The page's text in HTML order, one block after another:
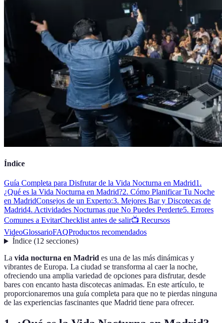
Índice
Guía Completa para Disfrutar de la Vida Nocturna en Madrid1.
¿Qué es la Vida Nocturna en Madrid?2. Cómo Planificar Tu Noche
en MadridConsejos de un Experto:3. Mejores Bar y Discotecas de
Madrid4. Actividades Nocturnas que No Puedes Perderte5. Errores
Comunes a EvitarChecklist antes de salir📺 Recursos
VideoGlossarioFAQProductos recomendados
Índice(12 secciones)
La vida nocturna en Madrid es una de las más dinámicas y
vibrantes de Europa. La ciudad se transforma al caer la noche,
ofreciendo una amplia variedad de opciones para disfrutar, desde
bares con encanto hasta discotecas animadas. En este artículo, te
proporcionaremos una guía completa para que no te pierdas ninguna
de las experiencias fascinantes que Madrid tiene para ofrecer.